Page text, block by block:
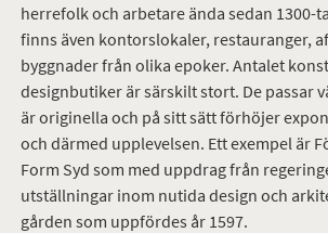
herrefolk och arbetare ända sedan 1300-
finns även kontorslokaler, restauranger,
byggnader från olika epoker. Antalet
designbutiker är särskilt stort. De passar
är originella och på sitt sätt förhöjer
och därmed upplevelsen. Ett exempel är
Form Syd som med uppdrag från
utställningar inom nutida design och
gården som uppfördes år 1597.